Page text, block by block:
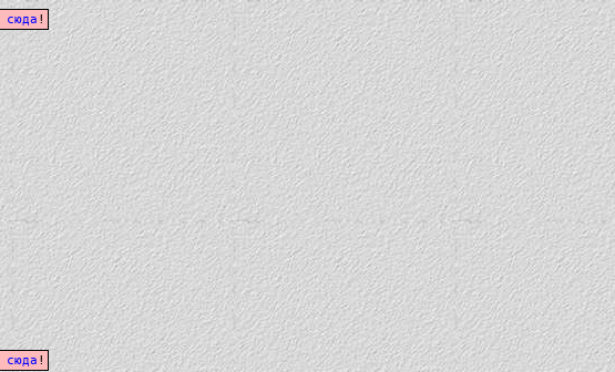
сюда !
сюда !